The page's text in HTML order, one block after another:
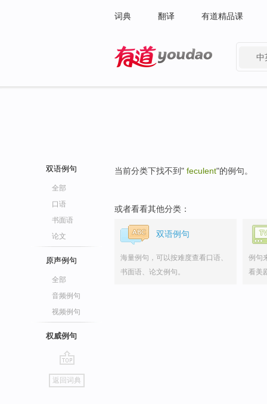
词典 翻译 有道精品课
中
双语例句
全部
口语
书面语
论文
原声例句
全部
音频例句
视频例句
权威例句
go
top
返回词典
当前分类下找不到" feculent"的例句。
或者看看其他分类：
双语例句
海量例句，可以按难度查看口语、
书面语、论文例句。
例句
看美